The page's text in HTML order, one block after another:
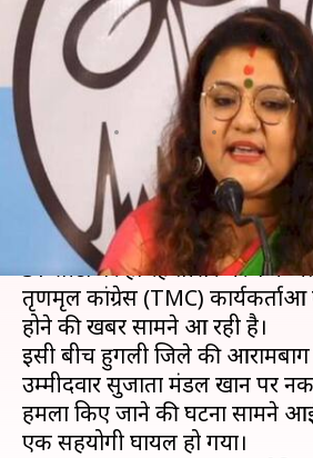
पश्चिम बंगाल चुनाव:
उम्मीदवार सुजाता
ईंटों से हमला करने का
लेखन भारत शर्मा Apr 06, 2021 02:13 pm
क्या है खबर?
पश्चिम बंगाल में विधानसभा
31 सीटों पर हो रहे तीसरे चरण के
तृणमृल कांग्रेस (TMC)
होने की खबरें सामने आ रही है।
इसी बीच हुगली जिले की
उम्मीदवार सुजाता मंडल खान पर
हमला किए जाने की घटना सामने
एक सहयोगी घायल हो गया।